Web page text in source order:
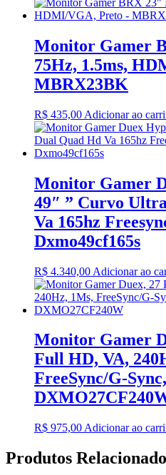
Monitor Gamer
75Hz, 1.5ms,
MBRX23BK
R$ 435,00 Adicionar ao
Monitor Gamer
49″ ” Curvo
Va 165hz
Dxmo49cf165s
R$ 4.340,00 Adicionar ao
Monitor Gamer
Full HD, VA,
FreeSync/G-
R$ 975,00 Adicionar ao
Produtos